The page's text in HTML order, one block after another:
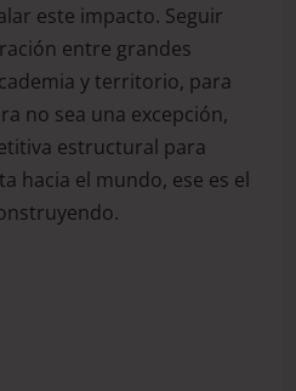
este impacto. Seguir
entre grandes
y territorio, para
no sea una excepción,
estructural para
hacia el mundo, ese es el